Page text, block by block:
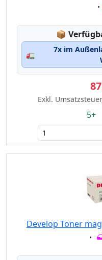
📦
🚛
7x im
Exkl.
5+
Develop Toner